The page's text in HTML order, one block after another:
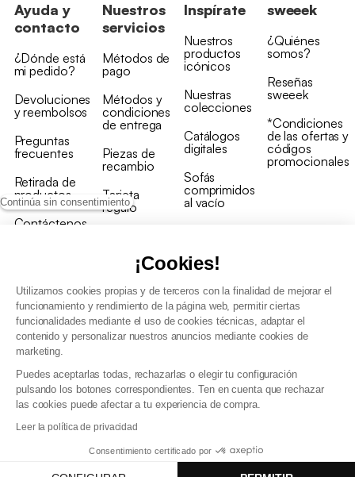
Continúa sin consentimiento
¡Cookies!
Utilizamos cookies propias y de terceros con la finalidad de mejorar el
funcionamiento y rendimiento de la página web, permitir ciertas
funcionalidades mediante el uso de cookies técnicas, adaptar el
contenido y personalizar nuestros anuncios mediante cookies de
marketing.
Puedes aceptarlas todas, rechazarlas o elegir tu configuración
pulsando los botones correspondientes. Ten en cuenta que rechazar
las cookies puede afectar a tu experiencia de compra.
Leer la política de privacidad
Consentimiento certificado por
Ayuda y
contacto
¿Dónde está
mi pedido?
Devoluciones
y reembolsos
Preguntas
frecuentes
Retirada de
productos
Contáctenos
Nuestros
servicios
Métodos de
pago
Métodos y
condiciones
de entrega
Piezas de
recambio
Tarjeta
regalo
Inspírate
Nuestros
productos
icónicos
Nuestras
colecciones
Catálogos
digitales
Sofás
comprimidos
al vacío
sweeek
¿Quiénes
somos?
Reseñas
sweeek
*Condiciones
de las ofertas y
códigos
promocionales
Política de gestión de datos personales y cookies
Condiciones generales de Venta Profesional
Declaración de accesibilidad